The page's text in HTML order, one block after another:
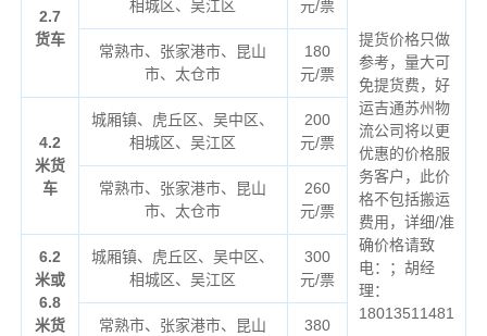
提货价格只做
参考，量大可
免提货费，好
运吉通苏州物
流公司将以更
优惠的价格服
务客户，此价
格不包括搬运
费用，详细/准
确价格请致
电：；胡经
理：
18013511481
2.7
货车
相城区、吴江区 元/票
常熟市、张家港市、昆山
市、太仓市
180
元/票
4.2
米货
车
城厢镇、虎丘区、吴中区、
相城区、吴江区
200
元/票
常熟市、张家港市、昆山
市、太仓市
260
元/票
6.2
米或
6.8
米货
城厢镇、虎丘区、吴中区、
相城区、吴江区
300
元/票
常熟市、张家港市、昆山
380